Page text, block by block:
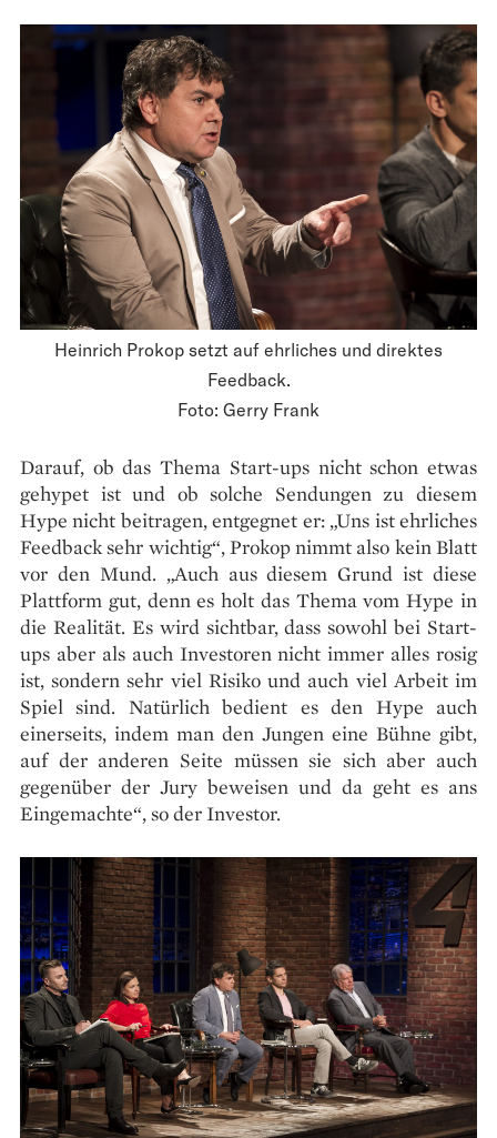
Heinrich Prokop setzt auf ehrliches und direktes
Feedback.
Foto: Gerry Frank
Darauf, ob das Thema Start-ups nicht schon etwas
gehypet ist und ob solche Sendungen zu diesem
Hype nicht beitragen, entgegnet er: „Uns ist ehrliches
Feedback sehr wichtig“, Prokop nimmt also kein Blatt
vor den Mund. „Auch aus diesem Grund ist diese
Plattform gut, denn es holt das Thema vom Hype in
die Realität. Es wird sichtbar, dass sowohl bei Start-
ups aber als auch Investoren nicht immer alles rosig
ist, sondern sehr viel Risiko und auch viel Arbeit im
Spiel sind. Natürlich bedient es den Hype auch
einerseits, indem man den Jungen eine Bühne gibt,
auf der anderen Seite müssen sie sich aber auch
gegenüber der Jury beweisen und da geht es ans
Eingemachte“, so der Investor.